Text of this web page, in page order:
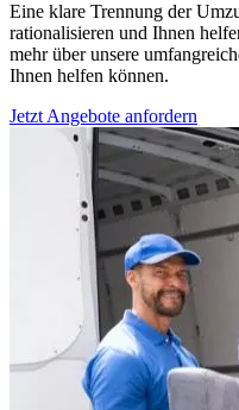
Eine klare Trennung der
rationalisieren und Ihnen
mehr über unsere
Ihnen helfen können.
Jetzt Angebote anfordern